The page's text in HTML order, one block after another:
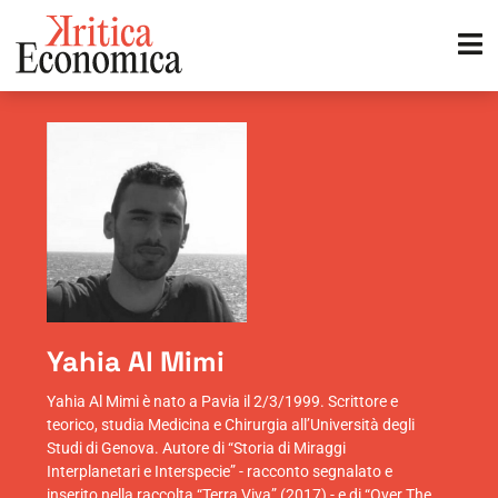
Yahia Al Mimi
Yahia Al Mimi è nato a Pavia il 2/3/1999. Scrittore e
teorico, studia Medicina e Chirurgia all’Università degli
Studi di Genova. Autore di “Storia di Miraggi
Interplanetari e Interspecie” - racconto segnalato e